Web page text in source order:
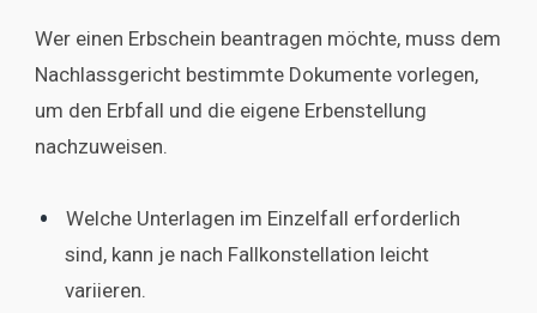
Wer einen Erbschein beantragen möchte, muss dem
Nachlassgericht bestimmte Dokumente vorlegen,
um den Erbfall und die eigene Erbenstellung
nachzuweisen.
Welche Unterlagen im Einzelfall erforderlich
sind, kann je nach Fallkonstellation leicht
variieren.